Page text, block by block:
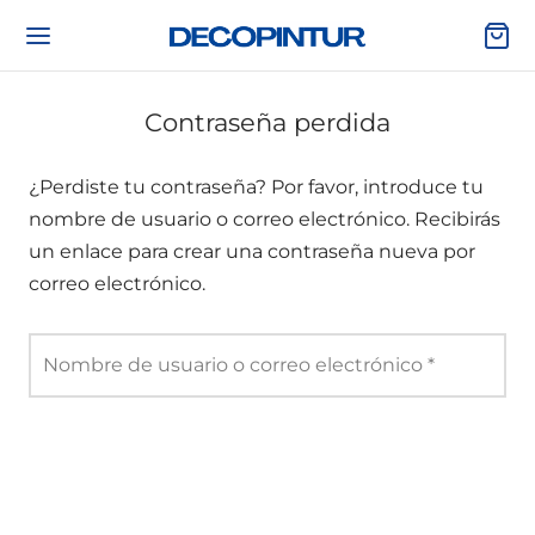
Contraseña perdida
¿Perdiste tu contraseña? Por favor, introduce tu
nombre de usuario o correo electrónico. Recibirás
un enlace para crear una contraseña nueva por
correo electrónico.
Nombre de usuario o correo electrónico *
Volver
DE PINTAR
PLÁSTICOS Y PROTECCIÓN
DECAPANTES Y LIMPIADORES
Volver
DE PAREDES Y TECHOS
BARNICES Y LACAS
Volver
Y PROTECCIÓN PERSONAL
RODILLOS Y CUBETAS
Volver
Y PISCINAS
PINTADO Y MURALES
DECORATIVOS Y CENEFAS